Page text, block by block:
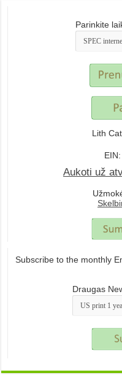
Parinkite
Lith
Aukoti už
Subscribe to the monthly
Draugas